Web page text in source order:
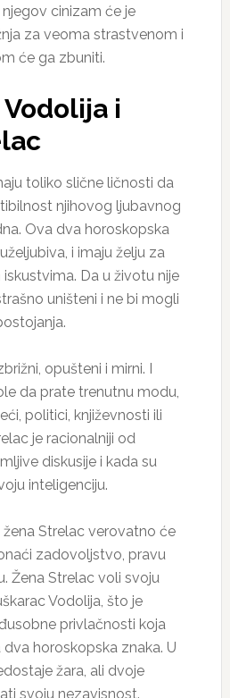
cinizam će je
za veoma strastvenom i
će ga zbuniti.
i
toliko slične ličnosti da
njihovog ljubavnog
Ova dva horoskopska
i imaju želju za
Da u životu nije
uništeni i ne bi mogli
opušteni i mirni. I
da prate trenutnu modu,
politici, književnosti ili
je racionalniji od
diskusije i kada su
inteligenciju.
žena Strelac verovatno će
zadovoljstvo, pravu
Žena Strelac voli svoju
Vodolija, što je
privlačnosti koja
horoskopska znaka. U
žara, ali dvoje
svoju nezavisnost.